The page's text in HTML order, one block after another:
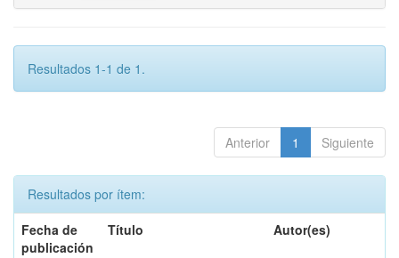
Resultados 1-1 de 1.
Anterior 1 Siguiente
Resultados por ítem:
Fecha de
publicación
Título Autor(es)